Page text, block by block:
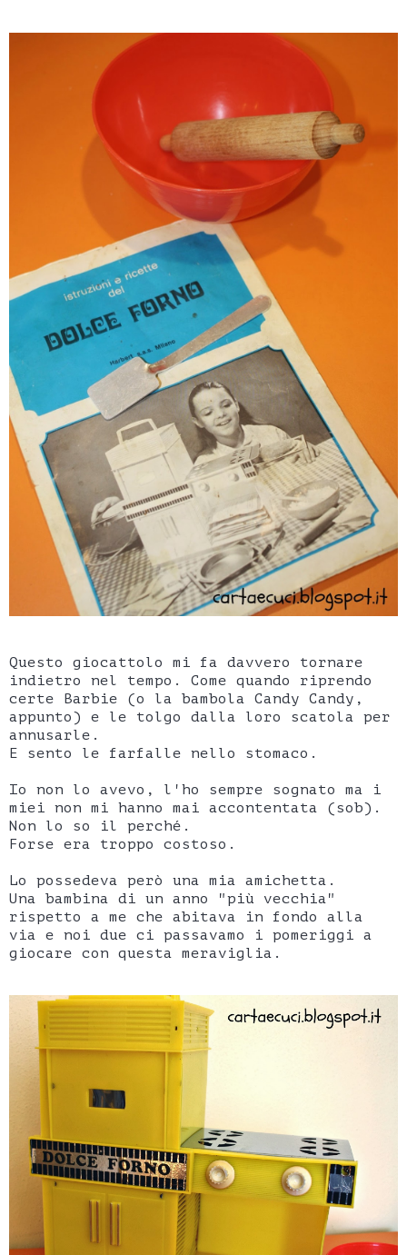
Questo giocattolo mi fa davvero tornare
indietro nel tempo. Come quando riprendo
certe Barbie (o la bambola Candy Candy,
appunto) e le tolgo dalla loro scatola per
annusarle.
E sento le farfalle nello stomaco.
Io non lo avevo, l'ho sempre sognato ma i
miei non mi hanno mai accontentata (sob).
Non lo so il perché.
Forse era troppo costoso.
Lo possedeva però una mia amichetta.
Una bambina di un anno "più vecchia"
rispetto a me che abitava in fondo alla
via e noi due ci passavamo i pomeriggi a
giocare con questa meraviglia.